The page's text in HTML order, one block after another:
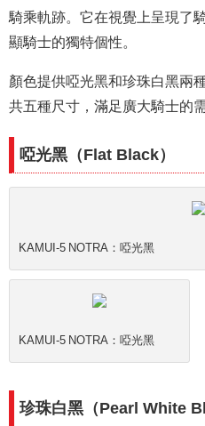
騎乘軌跡。它在視覺上呈現了
顯騎士的獨特個性。
顏色提供啞光黑和珍珠白黑兩
共五種尺寸，滿足廣大騎士的需
啞光黑（Flat Black）
KAMUI-5 NOTRA：啞光黑
KAMUI-5 NOTRA：啞光黑
珍珠白黑（Pearl White